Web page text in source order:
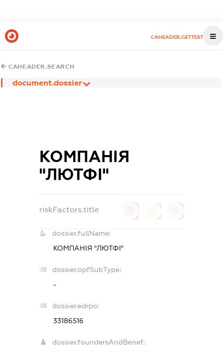
CAHEADER.GETTEST
CAHEADER.SEARCH
document.dossier
КОМПАНІЯ
"ЛЮТФІ"
riskFactors.title
dossier.fullName:
КОМПАНІЯ "ЛЮТФІ"
dossier.opfSubType:
-
dossier.edrpo:
33186516
dossier.foundersAndBenef: